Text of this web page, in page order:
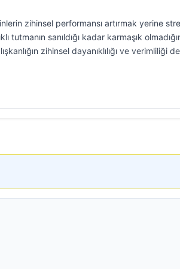
zihinsel performansı artırmak yerine
tutmanın sanıldığı kadar karmaşık
zihinsel dayanıklılığı ve verimliliği